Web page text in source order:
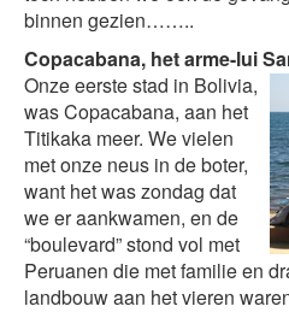
binnen gezien……..
Copacabana, het arme-lui
Onze eerste stad in Bolivia,
was Copacabana, aan het
Titikaka meer. We vielen
met onze neus in de boter,
want het was zondag dat
we er aankwamen, en de
“boulevard” stond vol met
Peruanen die met familie en
landbouw aan het vieren